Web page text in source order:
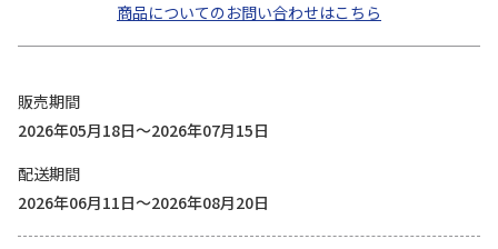
商品についてのお問い合わせはこちら
販売期間
2026年05月18日～2026年07月15日
配送期間
2026年06月11日～2026年08月20日